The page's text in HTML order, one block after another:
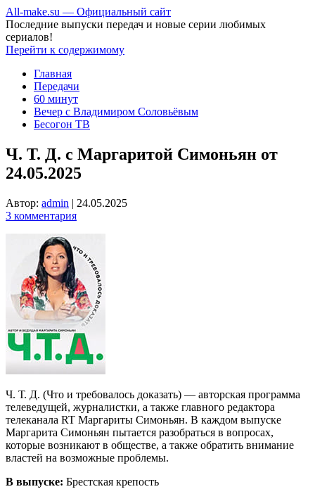
All-make.su — Официальный сайт
Последние выпуски передач и новые серии любимых
сериалов!
Перейти к содержимому
Главная
Передачи
60 минут
Вечер с Владимиром Соловьёвым
Бесогон ТВ
Ч. Т. Д. с Маргаритой Симоньян от
24.05.2025
Автор: admin | 24.05.2025
3 комментария
Ч. Т. Д. (Что и требовалось доказать) — авторская программа
телеведущей, журналистки, а также главного редактора
телеканала RT Маргариты Симоньян. В каждом выпуске
Маргарита Симоньян пытается разобраться в вопросах,
которые возникают в обществе, а также обратить внимание
властей на возможные проблемы.
В выпуске: Брестская крепость